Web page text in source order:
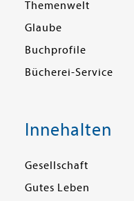
Themenwelt
Glaube
Buchprofile
Bücherei-Service
Innehalten
Gesellschaft
Gutes Leben